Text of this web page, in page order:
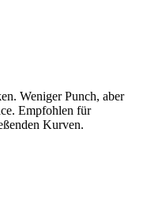
Weniger Punch, aber
Empfohlen für
Kurven.